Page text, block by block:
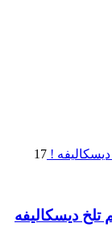
17
دیسکالیفه